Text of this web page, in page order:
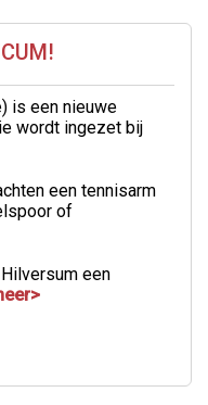
is een nieuwe
wordt ingezet bij
een tennisarm
of
een